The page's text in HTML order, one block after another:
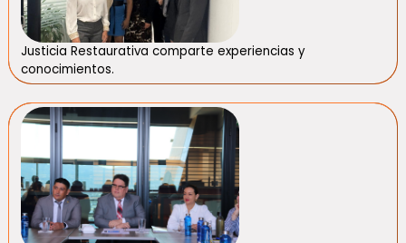
Justicia Restaurativa comparte experiencias y
conocimientos.